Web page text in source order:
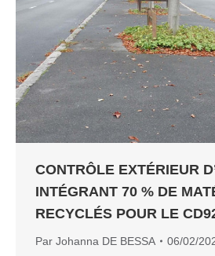
CONTRÔLE EXTÉRIEUR
INTÉGRANT 70 % DE
RECYCLÉS POUR LE
Par Johanna DE BESSA 06/02/